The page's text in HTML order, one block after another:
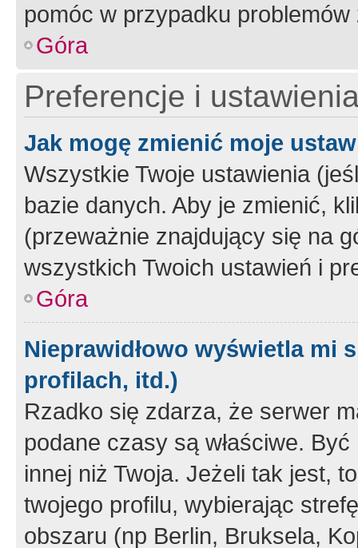
pomóc w przypadku
Góra
Preferencje i
Jak mogę zmienić moje
Wszystkie Twoje ustawienia
bazie danych. Aby je zmienić,
(przeważnie znajdujący się na
wszystkich Twoich ustawień i
Góra
Nieprawidłowo wyświetla mi
profilach, itd.)
Rzadko się zdarza, że serwer
podane czasy są właściwe.
innej niż Twoja. Jeżeli tak jest,
twojego profilu, wybierając
obszaru (np Berlin, Bruksela,